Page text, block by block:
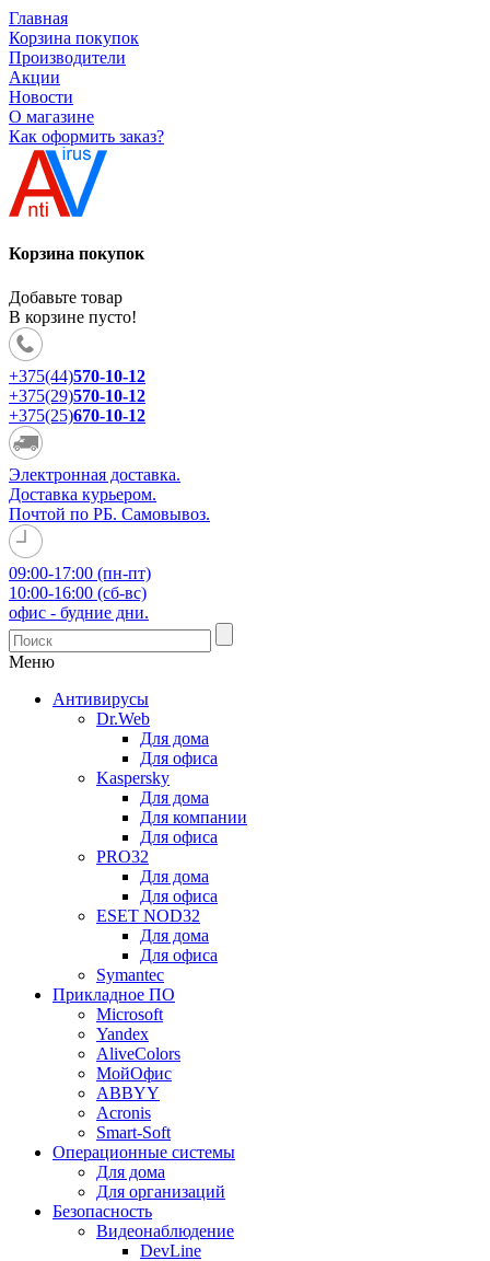
Главная
Корзина покупок
Производители
Акции
Новости
О магазине
Как оформить заказ?
Корзина покупок
Добавьте товар
В корзине пусто!
+375(44)570-10-12
+375(29)570-10-12
+375(25)670-10-12
Электронная доставка.
Доставка курьером.
Почтой по РБ. Самовывоз.
09:00-17:00 (пн-пт)
10:00-16:00 (сб-вс)
офис - будние дни.
Меню
Антивирусы
Dr.Web
Для дома
Для офиса
Kaspersky
Для дома
Для компании
Для офиса
PRO32
Для дома
Для офиса
ESET NOD32
Для дома
Для офиса
Symantec
Прикладное ПО
Microsoft
Yandex
AliveColors
МойОфис
ABBYY
Acronis
Smart-Soft
Операционные системы
Для дома
Для организаций
Безопасность
Видеонаблюдение
DevLine